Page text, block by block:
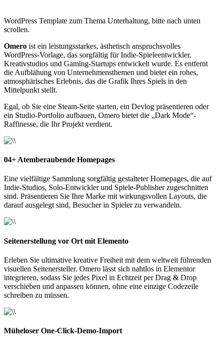
WordPress Template zum Thema Unterhaltung, bitte nach unten
scrollen.
Omero ist ein leistungsstarkes, ästhetisch anspruchsvolles
WordPress-Vorlage, das sorgfältig für Indie-Spieleentwickler,
Kreativstudios und Gaming-Startups entwickelt wurde. Es entfernt
die Aufblähung von Unternehmensthemen und bietet ein rohes,
atmosphärisches Erlebnis, das die Grafik Ihres Spiels in den
Mittelpunkt stellt.
Egal, ob Sie eine Steam-Seite starten, ein Devlog präsentieren oder
ein Studio-Portfolio aufbauen, Omero bietet die „Dark Mode“-
Raffinesse, die Ihr Projekt verdient.
04+ Atemberaubende Homepages
Eine vielfältige Sammlung sorgfältig gestalteter Homepages, die auf
Indie-Studios, Solo-Entwickler und Spiele-Publisher zugeschnitten
sind. Präsentieren Sie Ihre Marke mit wirkungsvollen Layouts, die
darauf ausgelegt sind, Besucher in Spieler zu verwandeln.
Seitenerstellung vor Ort mit Elemento
Erleben Sie ultimative kreative Freiheit mit dem weltweit führenden
visuellen Seitenersteller. Omero lässt sich nahtlos in Elementor
integrieren, sodass Sie jedes Pixel in Echtzeit per Drag & Drop
verschieben und anpassen können, ohne eine einzige Codezeile
schreiben zu müssen.
Müheloser One-Click-Demo-Import